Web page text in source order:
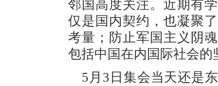
邻国高度关注。近期有
仅是国内契约，也凝聚
考量；防止军国主义阴
包括中国在内国际社会的
5月3日集会当天还是